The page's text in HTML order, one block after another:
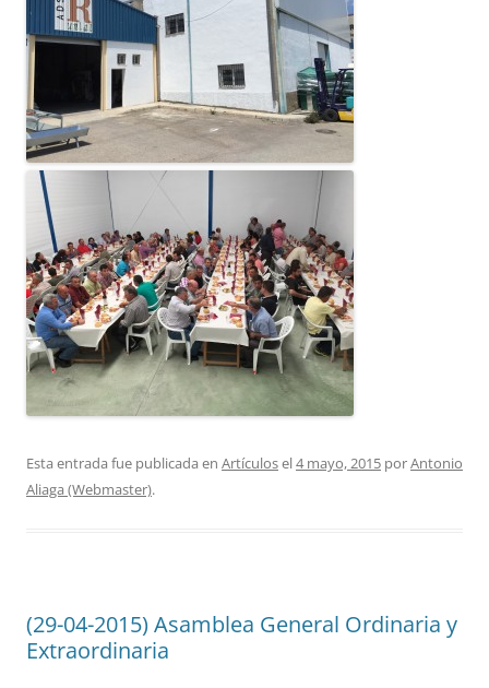
Esta entrada fue publicada en Artículosel4 mayo, 2015 porAntonio
Aliaga (Webmaster).
(29-04-2015) Asamblea General Ordinaria y
Extraordinaria